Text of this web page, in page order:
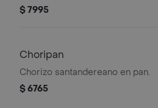
$ 7995
Choripan
Chorizo santandereano en pan.
$ 6765